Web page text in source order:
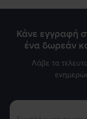
Κάνε εγγραφή
ένα δωρεάν
Λάβε τα